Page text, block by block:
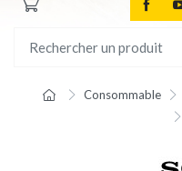
Consommable